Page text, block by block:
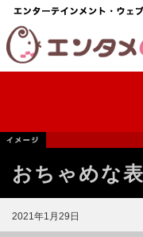
おちゃめな
2021年1月29日